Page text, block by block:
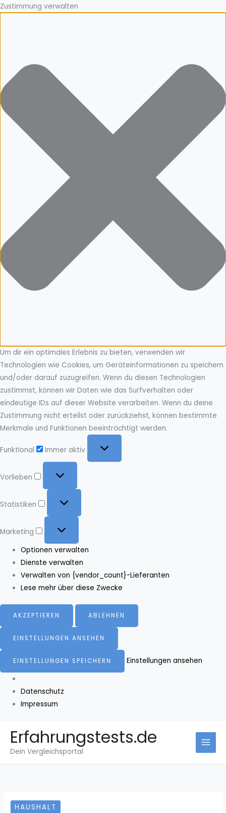
Zustimmung verwalten
Um dir ein optimales Erlebnis zu bieten, verwenden wir
Technologien wie Cookies, um Geräteinformationen zu speichern
und/oder darauf zuzugreifen. Wenn du diesen Technologien
zustimmst, können wir Daten wie das Surfverhalten oder
eindeutige IDs auf dieser Website verarbeiten. Wenn du deine
Zustimmung nicht erteilst oder zurückziehst, können bestimmte
Merkmale und Funktionen beeinträchtigt werden.
Funktional
Immer aktiv
Vorlieben
Statistiken
Marketing
Optionen verwalten
Dienste verwalten
Verwalten von {vendor_count}-Lieferanten
Lese mehr über diese Zwecke
AKZEPTIEREN ABLEHNEN
EINSTELLUNGEN ANSEHEN
EINSTELLUNGEN SPEICHERN Einstellungen ansehen
Datenschutz
Impressum
Inhalt
springen
Erfahrungstests.de
Dein Vergleichsportal
HAUSHALT